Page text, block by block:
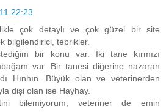
22:23
çok detaylı ve çok güzel bir site
bilgilendirici, tebrikler.
bir konu var. İki tane kırmızı
var. Bir tanesi diğerine nazaran
Hınhın. Büyük olan ve veterinerden
dişi olan ise Hayhay.
bilemiyorum, veteriner de emin